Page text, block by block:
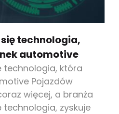
technologia,
automotive
technologia, która
Pojazdów
więcej, a branża
technologia, zyskuje